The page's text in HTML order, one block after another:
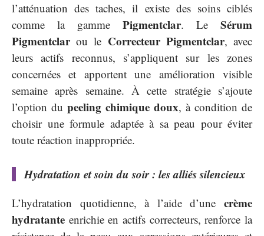
l’atténuation des taches, il existe des soins ciblés
comme la gamme Pigmentclar. Le Sérum
Pigmentclarou le Correcteur Pigmentclar, avec
leurs actifs reconnus, s’appliquent sur les zones
concernées et apportent une amélioration visible
semaine après semaine. À cette stratégie s’ajoute
l’option du peeling chimique doux, à condition de
choisir une formule adaptée à sa peau pour éviter
toute réaction inappropriée.
Hydratation et soin du soir : les alliés silencieux
L’hydratation quotidienne, à l’aide d’une crème
hydratante enrichie en actifs correcteurs, renforce la